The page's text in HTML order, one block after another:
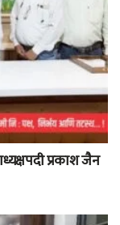
प्रकाश जैन